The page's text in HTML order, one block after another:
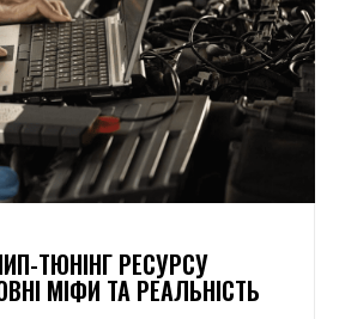
ТЮНІНГ РЕСУРСУ
МІФИ ТА РЕАЛЬНІСТЬ